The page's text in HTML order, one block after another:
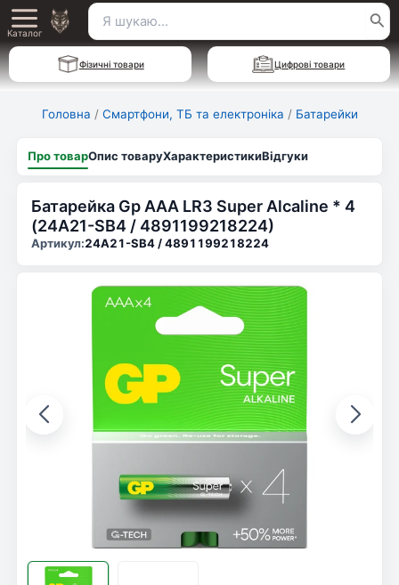
Перейти
до
вмісту
Main
Menu
Каталог
Пошук
для:
Фізичні товари Цифрові товари
Головна / Смартфони, ТБ та електроніка / Батарейки
Про товарОпис товаруХарактеристикиВідгуки
Батарейка Gp AAA LR3 Super Alcaline * 4
(24A21-SB4 / 4891199218224)
Артикул:24A21-SB4 / 4891199218224